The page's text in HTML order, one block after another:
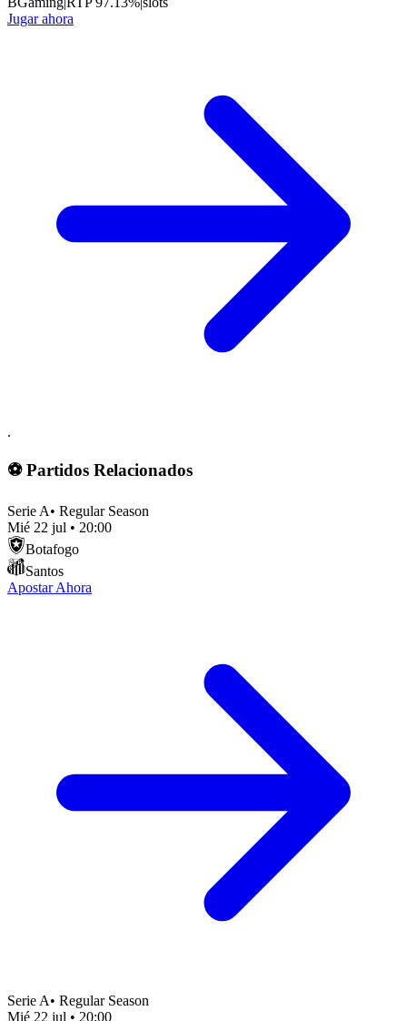
Jugar ahora
.
⚽ Partidos Relacionados
Serie A• Regular Season
Mié 22 jul • 20:00
Botafogo
Santos
Apostar Ahora
Serie A• Regular Season
Mié 22 jul • 20:00